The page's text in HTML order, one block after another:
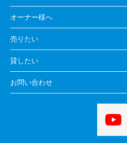
オーナー様へ
売りたい
貸したい
お問い合わせ